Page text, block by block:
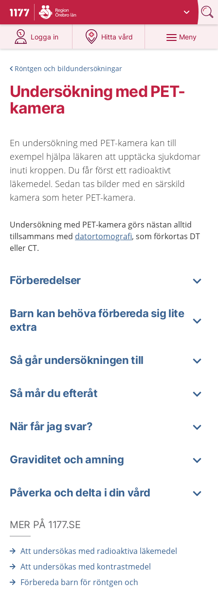
Till startsidan för 1177
Du har valt region
Logga in
på 1177.se
Hitta vård
på 1177.se
Meny
Röntgen och bildundersökningar
Undersökning med PET-
kamera
En undersökning med PET-kamera kan till
exempel hjälpa läkaren att upptäcka sjukdomar
inuti kroppen. Du får först ett radioaktivt
läkemedel. Sedan tas bilder med en särskild
kamera som heter PET-kamera.
Undersökning med PET-kamera görs nästan alltid
tillsammans med datortomografi, som förkortas DT
eller CT.
Förberedelser
Barn kan behöva förbereda sig lite
extra
Så går undersökningen till
Så mår du efteråt
När får jag svar?
Graviditet och amning
Påverka och delta i din vård
MER PÅ 1177.SE
Att undersökas med radioaktiva läkemedel
Att undersökas med kontrastmedel
Förbereda barn för röntgen och